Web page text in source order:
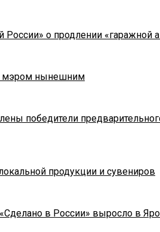
России» о продлении «гаражной
мэром нынешним
победители
продукции и сувениров
в России» выросло в